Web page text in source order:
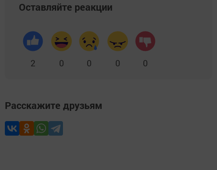
Оставляйте реакции
2 0 0 0 0
Расскажите друзьям